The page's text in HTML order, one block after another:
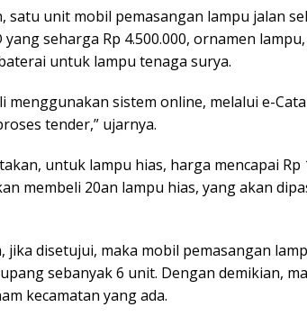
satu unit mobil pemasangan lampu jalan
yang seharga Rp 4.500.000, ornamen
untuk lampu tenaga surya.
menggunakan sistem online, melalui e-
tender,” ujarnya.
untuk lampu hias, harga mencapai Rp
membeli 20an lampu hias, yang akan
jika disetujui, maka mobil pemasangan
sebanyak 6 unit. Dengan demikian,
kecamatan yang ada.